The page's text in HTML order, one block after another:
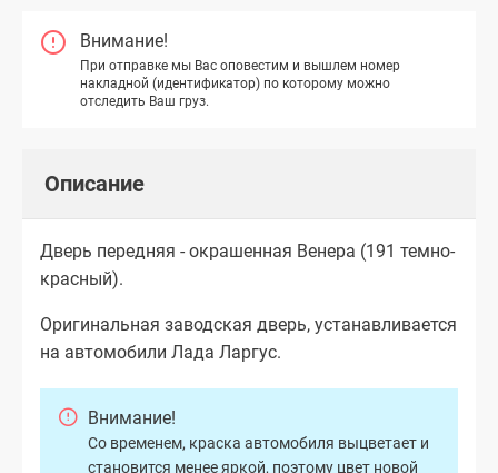
Внимание!
При отправке мы Вас оповестим и вышлем номер
накладной (идентификатор) по которому можно
отследить Ваш груз.
Описание
Дверь передняя - окрашенная Венера (191 темно-
красный).
Оригинальная заводская дверь, устанавливается
на автомобили Лада Ларгус.
Внимание!
Со временем, краска автомобиля выцветает и
становится менее яркой, поэтому цвет новой